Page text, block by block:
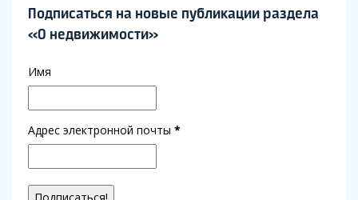
Подписаться на новые публикации раздела
«О недвижимости»
Имя
Адрес электронной почты *